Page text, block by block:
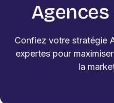
Confiez votre stratégie
expertes pour
la